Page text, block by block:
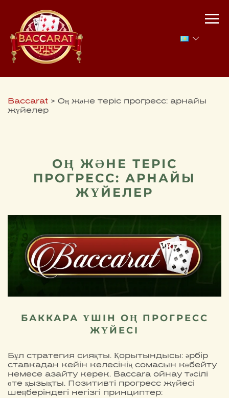
Baccarat > Оң және теріс прогресс: арнайы
жүйелер
ОҢ ЖӘНЕ ТЕРІС
ПРОГРЕСС: АРНАЙЫ
ЖҮЙЕЛЕР
БАККАРА ҮШІН ОҢ ПРОГРЕСС
ЖҮЙЕСІ
Бұл стратегия сияқты. Қорытындысы: әрбір
ставкадан кейін келесінің сомасын көбейту
немесе азайту керек. Baccara ойнау тәсілі
өте қызықты. Позитивті прогресс жүйесі
шеңберіндегі негізгі принциптер: